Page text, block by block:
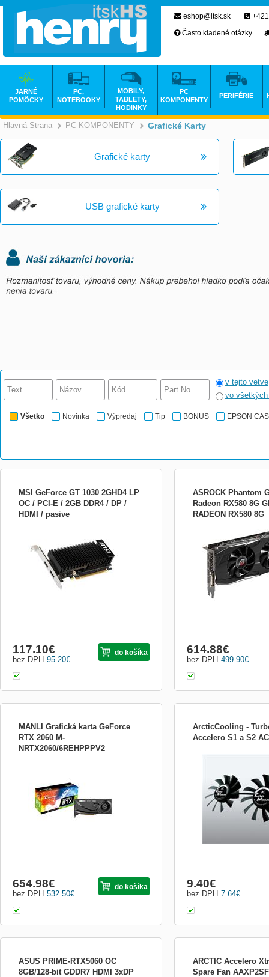
Hlavná Strana >
PC KOMPONENTY >
Grafické Karty
Grafické karty
USB grafické karty
v tejto vetve
vo
Všetko Novinka Výpredaj Tip BONUS EPSON
MSI GeForce GT 1030 2GHD4 LP
OC / PCI-E / 2GB DDR4 / DP /
HDMI / pasive
GeForce® GT 1030. Grafické jádro: MSI
GeForce GT 1030 Standart sběrnice: PCI
Express 3.0 x16 (uses x4) Grafická
paměť: GDDR5 2GB Takt jádra:
1518/1265 mhZ Takt paměti: 6008 MHz
95.20€
bez DPH
117.10€ do košíka
ASROCK Phantom
Radeon RX580 8G
RADEON RX580 8G
499.90€
bez DPH
614.88€
MANLI Grafická karta GeForce
RTX 2060 M-
NRTX2060/6REHPPPV2
kryptomien o 50%. Veľmi výkonná herná
grafická karta, rozhranie PCIe 3.0,
grafické jadro GeForce RTX 2060 , zák...
532.50€
bez DPH
654.98€ do košíka
ArcticCooling -
Accelero S1 a S2
plug convertor) Weight:
7.64€
bez DPH
9.40€
ASUS PRIME-RTX5060 OC
8GB/128-bit GDDR7 HDMI 3xDP
ARCTIC Accelero
Spare Fan AAXP2SF
eshop@itsk.sk
Často kladené otázky
JARNÉ
POMÔCKY
PC,
NOTEBOOKY
MOBILY,
TABLETY,
HODINKY
PC
KOMPONENTY
PERIFÉRIE